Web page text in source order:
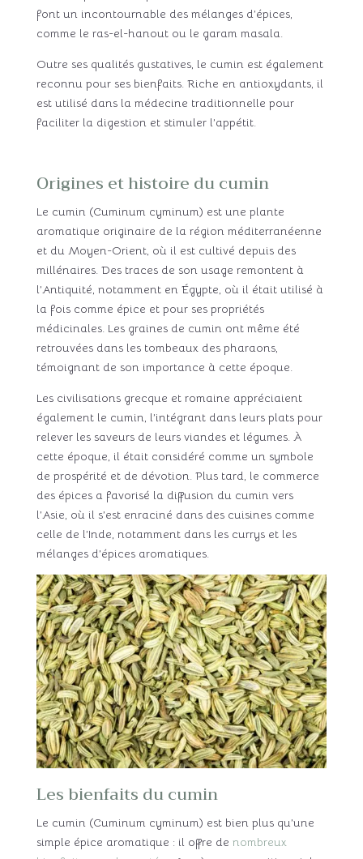
font un incontournable des mélanges d’épices,
comme le ras-el-hanout ou le garam masala.
Outre ses qualités gustatives, le cumin est également
reconnu pour ses bienfaits. Riche en antioxydants, il
est utilisé dans la médecine traditionnelle pour
faciliter la digestion et stimuler l’appétit.
Origines et histoire du cumin
Le cumin (Cuminum cyminum) est une plante
aromatique originaire de la région méditerranéenne
et du Moyen-Orient, où il est cultivé depuis des
millénaires. Des traces de son usage remontent à
l’Antiquité, notamment en Égypte, où il était utilisé à
la fois comme épice et pour ses propriétés
médicinales. Les graines de cumin ont même été
retrouvées dans les tombeaux des pharaons,
témoignant de son importance à cette époque.
Les civilisations grecque et romaine appréciaient
également le cumin, l’intégrant dans leurs plats pour
relever les saveurs de leurs viandes et légumes. À
cette époque, il était considéré comme un symbole
de prospérité et de dévotion. Plus tard, le commerce
des épices a favorisé la diffusion du cumin vers
l’Asie, où il s’est enraciné dans des cuisines comme
celle de l’Inde, notamment dans les currys et les
mélanges d’épices aromatiques.
Les bienfaits du cumin
Le cumin (Cuminum cyminum) est bien plus qu’une
simple épice aromatique : il offre de nombreux